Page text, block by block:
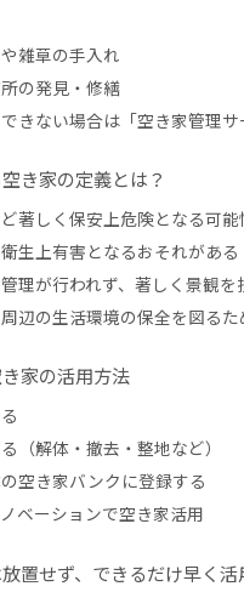
雑草の手入れ
の発見・修繕
きない場合は「空き家管理
き家の定義とは？
著しく保安上危険となる可能
生上有害となるおそれがある
理が行われず、著しく景観を
辺の生活環境の保全を図る
家の活用方法
（解体・撤去・整地など）
空き家バンクに登録する
ベーションで空き家活用
置せず、できるだけ早く活